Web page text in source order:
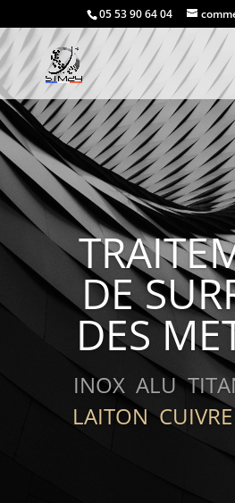
05 53 90 64 04
DE
DES
INOX ALU
LAITON